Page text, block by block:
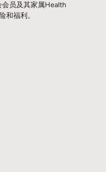
员及其家属Health
和福利。